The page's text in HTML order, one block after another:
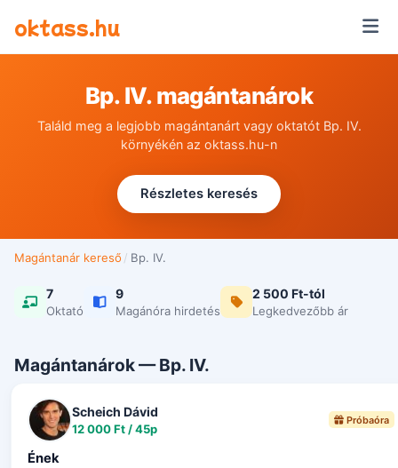
oktass.hu
Bp. IV. magántanárok
Találd meg a legjobb magántanárt vagy oktatót Bp. IV.
környékén az oktass.hu-n
Részletes keresés
Magántanár kereső / Bp. IV.
7
Oktató
9
Magánóra hirdetés
2 500 Ft-tól
Legkedvezőbb ár
Magántanárok — Bp. IV.
Scheich Dávid
12 000 Ft / 45p
Próbaóra
Ének